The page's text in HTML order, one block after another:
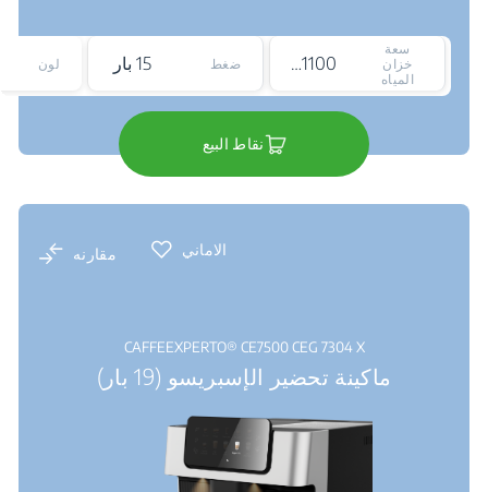
سعة
خزان
المياه
1100 ملي لتر ضغط 15 بار لون
نقاط البيع
الاماني مقارنه
CAFFEEXPERTO® CE7500 CEG 7304 X
ماكينة تحضير الإسبريسو (19 بار)